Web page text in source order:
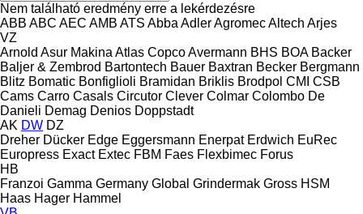
Nem található eredmény erre a lekérdezésre
ABB ABC AEC AMB ATS Abba AdlerAgromecAltech Arjes
VZ
Arnold Asur Makina Atlas CopcoAvermann BHS BOA Backer
Baljer & Zembrod Bartontech Bauer Baxtran Becker Bergmann
Blitz Bomatic Bonfiglioli Bramidan Briklis Brodpol CMI CSB
Cams Carro Casals Circutor Clever Colmar Colombo De
Danieli Demag Denios Doppstadt
AK DW DZ
Dreher Dücker Edge Eggersmann Enerpat Erdwich EuRec
Europress Exact Extec FBM Faes Flexbimec Forus
HB
Franzoi Gamma Germany Global Grindermak Gross HSM
Haas Hager Hammel